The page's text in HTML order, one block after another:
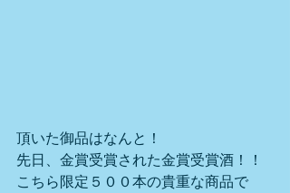
頂いた御品はなんと！
先日、金賞受賞された金賞受賞酒！！
こちら限定５００本の貴重な商品で